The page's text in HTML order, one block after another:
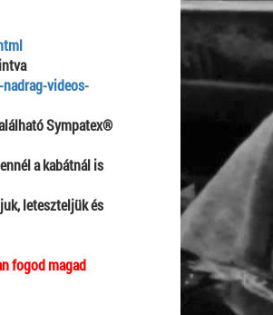
videos-
Sympatex®
a kabátnál is
leteszteljük és
fogod magad